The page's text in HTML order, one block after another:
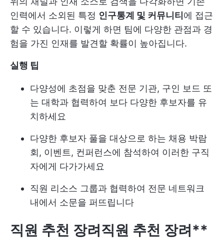
인력에서 소외된 특정 인구통계 및 커뮤니티 에 접근
할 수 있습니다. 이렇게 하면 팀에 다양한 관점과 경
험을 가진 인재를 발견할 확률이 높아집니다.
실행 팁
다양성에 초점을 맞춘 전문 기관, 구인 보드 또
는 대학과 협력하여 보다 다양한 후보자를 유
치하세요
다양한 후보자 풀을 대상으로 하는 채용 박람
회, 이벤트, 컨퍼런스에 참석하여 이러한 구직
자에게 다가가세요
직원 리소스 그룹과 협력하여 전문 네트워크
내에서 소문을 퍼뜨립니다
직원 추천 장려직원 추천 장려**